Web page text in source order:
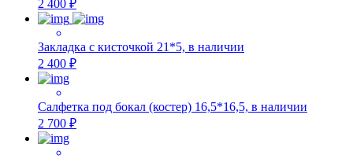
2 400 ₽
Закладка с кисточкой 21*5, в наличии
2 400 ₽
Салфетка под бокал (костер) 16,5*16,5, в наличии
2 700 ₽